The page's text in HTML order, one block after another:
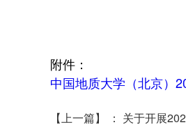
附件：
中国地质大学（北京）
【上一篇】 ： 关于开展